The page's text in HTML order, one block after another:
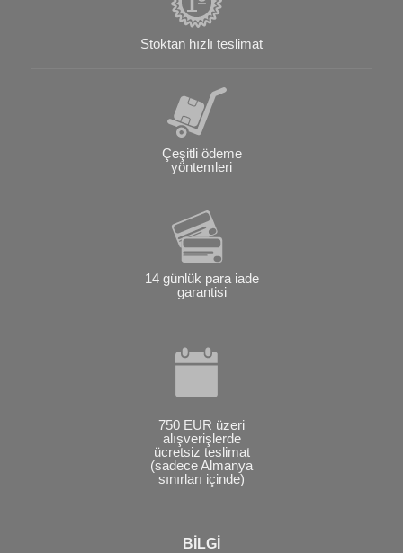
Stoktan hızlı teslimat
Çeşitli ödeme
yöntemleri
14 günlük para iade
garantisi
750 EUR üzeri
alışverişlerde
ücretsiz teslimat
(sadece Almanya
sınırları içinde)
BİLGİ